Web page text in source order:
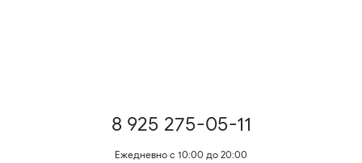
8 925 275-05-11
Ежедневно с 10:00 до 20:00